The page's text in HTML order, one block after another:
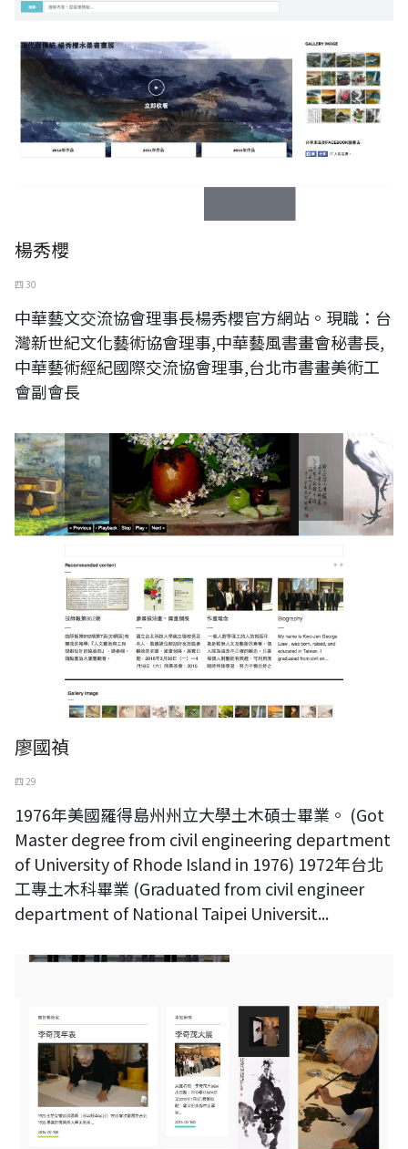
楊秀櫻
四 30
中華藝文交流協會理事長楊秀櫻官方網站。現職：台
灣新世紀文化藝術協會理事,中華藝風書畫會秘書長,
中華藝術經紀國際交流協會理事,台北市書畫美術工
會副會長
廖國禎
四 29
1976年美國羅得島州州立大學土木碩士畢業。 (Got
Master degree from civil engineering department
of University of Rhode Island in 1976) 1972年台北
工專土木科畢業 (Graduated from civil engineer
department of National Taipei Universit...